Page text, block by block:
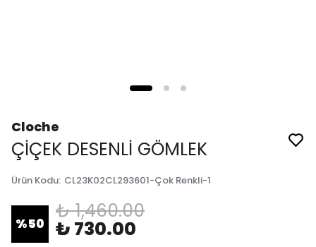
Cloche
ÇİÇEK DESENLİ GÖMLEK
Ürün Kodu: CL23K02CL293601-Çok Renkli-1
%50
₺ 1,460.00
₺ 730.00